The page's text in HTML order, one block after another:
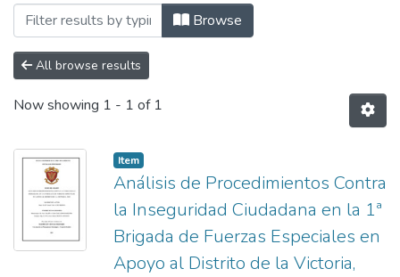
Browsing Maestría en Ciencias
Browse
All browse results
Now showing 1 - 1 of 1
Item
Análisis de Procedimientos Contra
la Inseguridad Ciudadana en la 1ª
Brigada de Fuerzas Especiales en
Apoyo al Distrito de la Victoria,